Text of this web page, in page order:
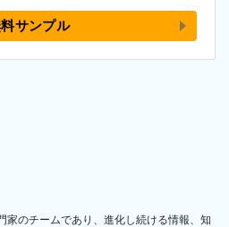
サンプル
家のチームであり、進化し続ける情報、知